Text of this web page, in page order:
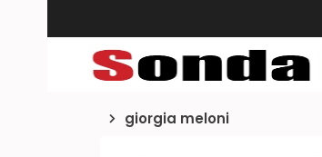
giorgia meloni